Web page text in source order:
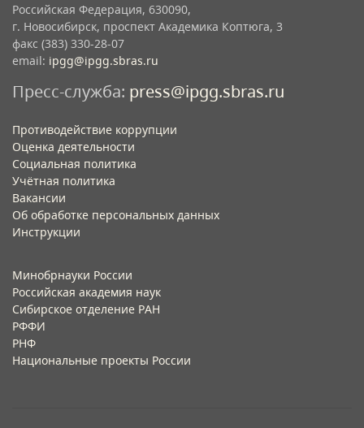
Российская Федерация, 630090,
г. Новосибирск, проспект Академика Коптюга, 3
факс (383) 330-28-07
email: ipgg@ipgg.sbras.ru
Пресс-служба: press@ipgg.sbras.ru
Противодействие коррупции
Оценка деятельности
Социальная политика
Учётная политика​
Вакансии​
Об обработке персональных данных​
Инструкции​
Минобрнауки России
Российская академия наук
Сибирское отделение РАН
РФФИ
РНФ
Национальные проекты России